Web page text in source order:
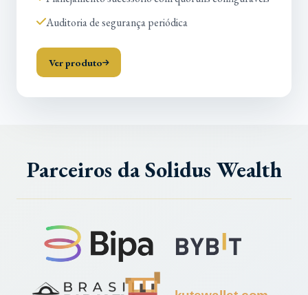
Auditoria de segurança periódica
Ver produto
Parceiros da Solidus Wealth